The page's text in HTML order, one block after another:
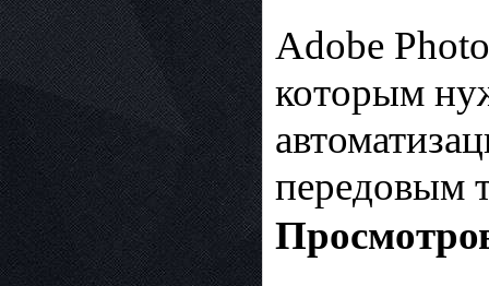
Adobe
которым
передовым